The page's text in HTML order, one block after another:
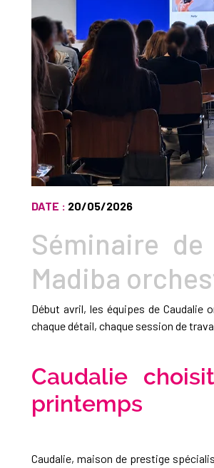
DATE : 20/05/2026
Séminaire
Madiba
Début avril, les équipes de Caudalie
chaque détail, chaque session de
Caudalie
printemps
Caudalie, maison de prestige